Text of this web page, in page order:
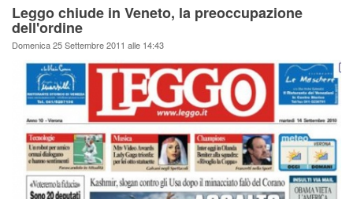
Leggo chiude in Veneto, la preoccupazione
dell'ordine
Domenica 25 Settembre 2011 alle 14:43